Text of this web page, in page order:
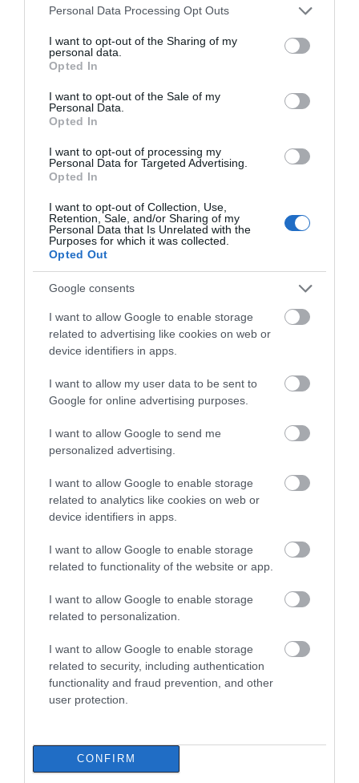
Please note that this website/app uses one or more Google
not limited to your visit or usage behaviour. You may click to
grant or deny consent to Google and its third-party tags to
use your data for below specified purposes in below Google
consent section.
Personal Data Processing Opt Outs
I want to opt-out of the Sharing of my
personal data.
Opted In
I want to opt-out of the Sale of my
Personal Data.
Opted In
I want to opt-out of processing my
Personal Data for Targeted Advertising.
Opted In
I want to opt-out of Collection, Use,
Retention, Sale, and/or Sharing of my
Personal Data that Is Unrelated with the
Purposes for which it was collected.
Opted Out
Google consents
I want to allow Google to enable storage
related to advertising like cookies on web or
device identifiers in apps.
I want to allow my user data to be sent to
Google for online advertising purposes.
I want to allow Google to send me
personalized advertising.
I want to allow Google to enable storage
related to analytics like cookies on web or
device identifiers in apps.
I want to allow Google to enable storage
related to functionality of the website or app.
I want to allow Google to enable storage
related to personalization.
I want to allow Google to enable storage
related to security, including authentication
functionality and fraud prevention, and other
user protection.
CONFIRM
ρεύματος σήμερα Δευτέρα 10
Αυγούστου
Μεγάλη φωτιά στον Κουβαρά
Αττικής: Ήχησε το 112, καίει
10.08.2026 | 08:40
μποφόρ και η ζέστη στην Εύβοια
10.08.2026 | 08:20
Στο κόκκινο σήμερα Εύβοια και
Σκύρος για κίνδυνο φωτιάς – Τι
απαγορεύεται
10.08.2026 | 08:00
Εύβοιας: Άνδρας αισθάνθηκε
αδιαθεσία, μεταφέρθηκε στο
Νοσοκομείο
09.08.2026 | 21:40
εγκληματικότητα από τον
Βαγγέλη Χαινά στους
Ανδρονιάνους Ευβοίας
Εύβοια: Ποια είναι η κ. Λίζα που
τίμησε ο δήμαρχος Ιστιαίας
Σοβαρή καταγγελία
ξυλοδαρμός στον
κόμβο των ΚΤΕΛ – Τι
συνέβη
αύριο στα σοκάκια
γίνεται σημείο
γεύσεων της Στερεάς
Ελλάδας
φωτίστηκε στα μωβ-
ροζ το δημαρχείο στην
παραλία
Έκτακτη διακοπή
νερού στους Ωρεούς
Ευβοίας
Μεγάλο βήμα για την
υγεία στη Βόρεια